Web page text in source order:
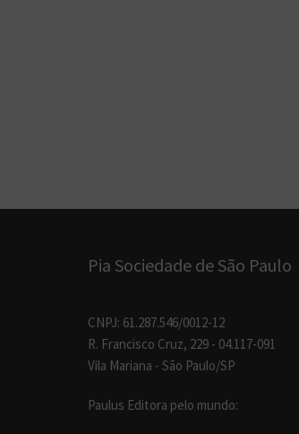
Pia Sociedade de São Paulo
CNPJ: 61.287.546/0012-12
R. Francisco Cruz, 229 - 04.117-091
Vila Mariana - São Paulo/SP
Paulus Editora pelo mundo: